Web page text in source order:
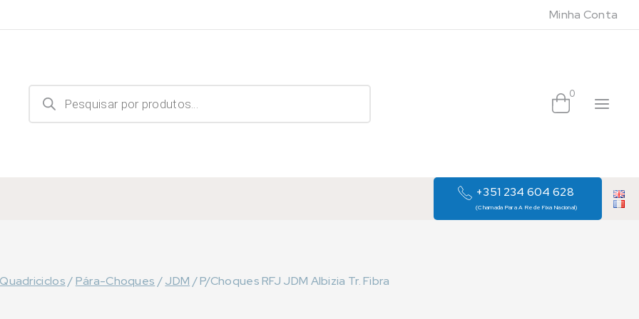
Minha Conta
Products
search 0
+351 234 604 628
(Chamada Para A Rede Fixa Nacional)
Quadriciclos/Pára-Choques /JDM /P/Choques RFJ JDM Albizia Tr. Fibra